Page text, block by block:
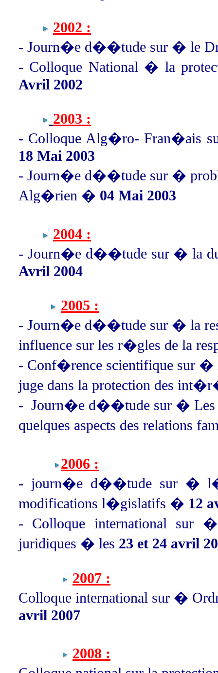
2002 :
- Journ�e d��tude sur � le
- Colloque National � la
Avril 2002
2003 :
- Colloque Alg�ro-
18 Mai 2003
- Journ�e d��tude sur �
Alg�rien � 04 Mai 2003
2004 :
- Journ�e d��tude sur � la
Avril 2004
2005 :
- Journ�e d��tude sur � la
influence sur les r�gles de la
- Conf�rence scientifique sur
juge dans la protection des
- Journ�e d��tude sur � Les
quelques aspects des relations
2006 :
- journ�e d��tude sur �
modifications l�gislatifs � 12
- Colloque international sur �
juridiques � les 23 et 24 avril
2007 :
Colloque international sur �
avril 2007
2008 :